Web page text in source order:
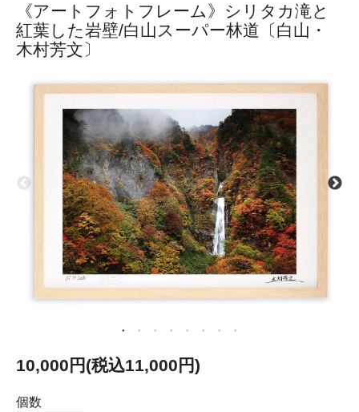
《アートフォトフレーム》シリタカ滝と
紅葉した岩壁/白山スーパー林道〔白山・
木村芳文〕
10,000円(税込11,000円)
個数